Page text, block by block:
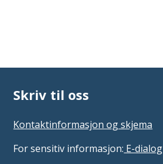
Skriv til oss
Kontaktinformasjon og skjema
For sensitiv informasjon: E-dialog